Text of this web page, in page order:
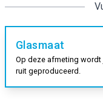
Glasmaat
Op deze afmeting wordt
ruit geproduceerd.